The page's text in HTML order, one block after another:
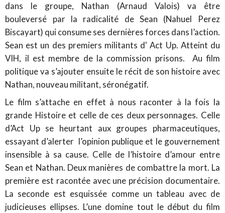
dans le groupe, Nathan (Arnaud Valois) va être
bouleversé par la radicalité de Sean (Nahuel Perez
Biscayart) qui consume ses dernières forces dans l’action.
Sean est un des premiers militants d' Act Up. Atteint du
VIH, il est membre de la commission prisons. Au film
politique va s’ajouter ensuite le récit de son histoire avec
Nathan, nouveau militant, séronégatif.
Le film s’attache en effet à nous raconter à la fois la
grande Histoire et celle de ces deux personnages. Celle
d’Act Up se heurtant aux groupes pharmaceutiques,
essayant d’alerter l’opinion publique et le gouvernement
insensible à sa cause. Celle de l’histoire d’amour entre
Sean et Nathan. Deux manières de combattre la mort. La
première est racontée avec une précision documentaire.
La seconde est esquissée comme un tableau avec de
judicieuses ellipses. L’une domine tout le début du film